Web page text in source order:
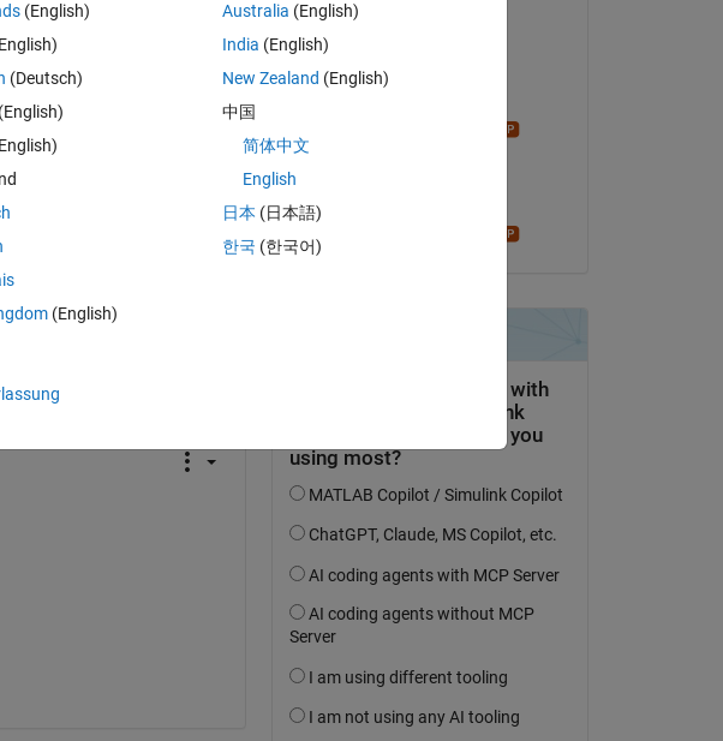
0 Stimmen
yregion,
Turbulence Analysis
am 2 Nov. 2023
am 2 Nov. 2023
Akzeptiert:
(English)
(Deutsch)
(English)
(English)
Australia (English)
India (English)
New Zealand (English)
中国
简体中文
English
日本 (日本語)
한국 (한국어)